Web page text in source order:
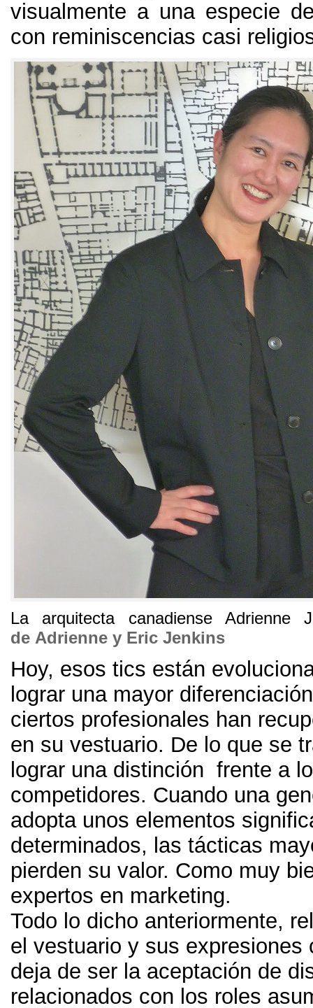
visualmente a una especie
con reminiscencias casi
La arquitecta canadiense Adrienne
de Adrienne y Eric Jenkins
Hoy, esos tics están
lograr una mayor
ciertos profesionales han
en su vestuario. De lo que se
lograr una distinción frente a
competidores. Cuando una
adopta unos elementos
determinados, las tácticas
pierden su valor. Como muy
expertos en marketing.
Todo lo dicho anteriormente,
el vestuario y sus expresiones
deja de ser la aceptación de
relacionados con los roles